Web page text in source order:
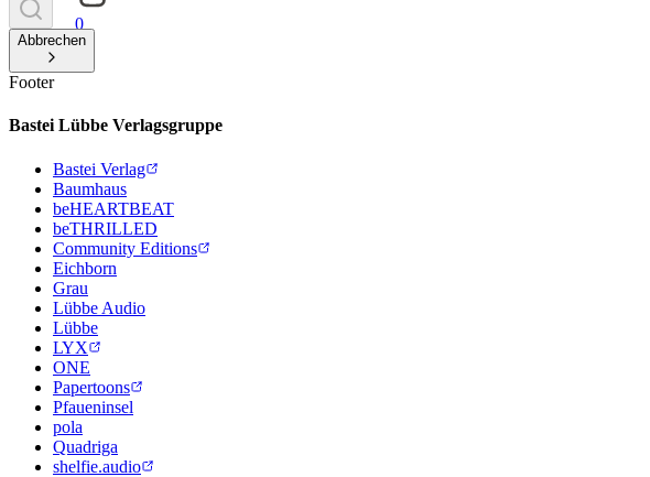
0
Abbrechen
Footer
Bastei Lübbe Verlagsgruppe
Bastei Verlag
Baumhaus
beHEARTBEAT
beTHRILLED
Community Editions
Eichborn
Grau
Lübbe Audio
Lübbe
LYX
ONE
Papertoons
Pfaueninsel
pola
Quadriga
shelfie.audio